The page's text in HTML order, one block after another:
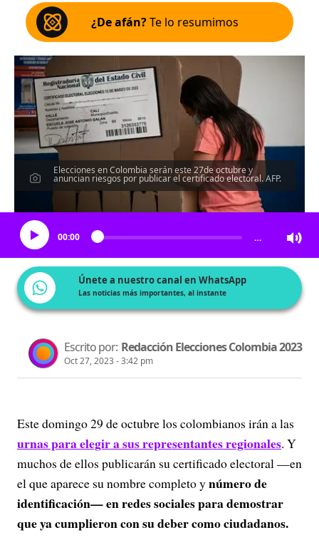
¿De afán?Te lo resumimos
Elecciones en Colombia serán este 27de octubre y
anuncian riesgos por publicar el certificado electoral. AFP.
Escucha el artículo
00:00 …
Únete a nuestro canal en WhatsApp
Las noticias más importantes, al instante
Escrito por: Redacción Elecciones Colombia 2023
Oct 27, 2023 - 3:42 pm
Este domingo 29 de octubre los colombianos irán a las
urnas para elegir a sus representantes regionales. Y
muchos de ellos publicarán su certificado electoral —en
el que aparece su nombre completo ynúmero de
identificación— en redes sociales para demostrar
que ya cumplieron con su deber como ciudadanos.